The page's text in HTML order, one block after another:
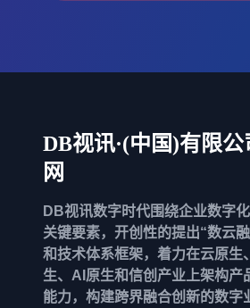
DB视讯·(中国)有限公
网
DB视讯数字时代围绕企业数字
关键要素，开创性的提出“数云
和技术体系框架，着力在云原生
生、AI原生和信创产业上架构产
能力，构建跨界融合创新的数字